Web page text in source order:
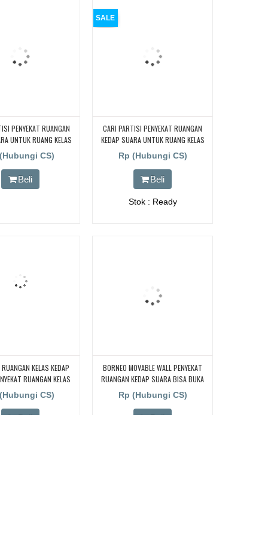
PENYEKAT RUANGAN
UNTUK RUANG KELAS
PARTISI PENYEKAT
KEDAP SUARA UNTUK
KAMPUS, CARI PARTISI
KEDAP SUARA
CS)
Beli
SALE
CARI PARTISI PENYEKAT RUANGAN
KEDAP SUARA UNTUK RUANG KELAS
KAMPUS, CARI PARTISI PENYEKAT
RUANGAN KEDAP SUARA UNTUK
RUANG KELAS KAMPUS, CARI PARTISI
PENYEKAT RUANGAN KEDAP SUARA
UNTUK RUANG KELAS KAMPUS, CARI
PARTISI PENYEKAT RUANGAN KEDAP
Rp (Hubungi CS)
Beli
Stok : Ready
KELAS KEDAP
RUANGAN KELAS
PENYEKAT RUANGAN
KEDAP SUARA,
CS)
Beli
BORNEO MOVABLE WALL PENYEKAT
RUANGAN KEDAP SUARA BISA BUKA
TUTUP UNTUK PABRIK, WORKSHOP ,
DAN BENGKEL
Rp (Hubungi CS)
Beli